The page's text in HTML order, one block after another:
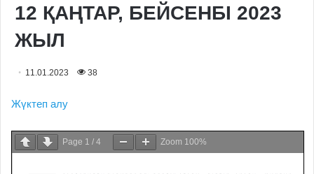
12 ҚАҢТАР, БЕЙСЕНБІ 2023
ЖЫЛ
11.01.2023 38
Жүктеп алу
Page 1 / 4 Zoom 100%